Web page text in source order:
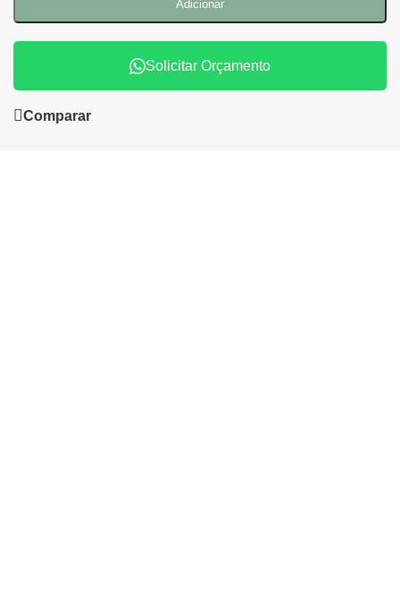
Adicionar
Solicitar Orçamento
Comparar